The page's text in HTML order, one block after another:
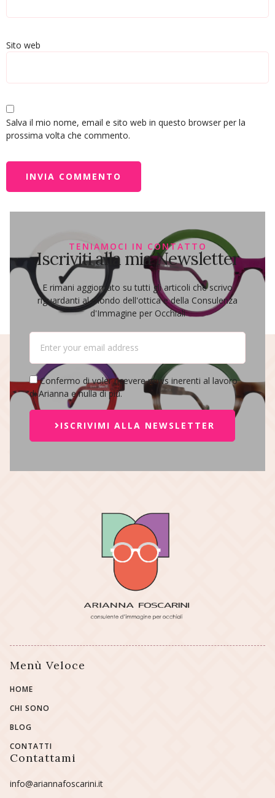
Sito web
Salva il mio nome, email e sito web in questo browser per la
prossima volta che commento.
TENIAMOCI IN CONTATTO
Iscriviti alla mia Newsletter
E rimani aggiornato su tutti gli articoli che scrivo
riguardanti al mondo dell'ottica e della Consulenza
d'Immagine per Occhiali
Confermo di voler ricevere news inerenti al lavoro
di Arianna e nulla di più.
ISCRIVIMI ALLA NEWSLETTER
Menù Veloce
HOME
CHI SONO
BLOG
CONTATTI
Contattami
info@ariannafoscarini.it